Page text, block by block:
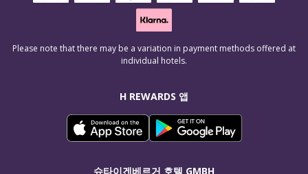
H REWARDS 앱
슈타이겐베르거 호텔 GMBH
Please note that there may be a variation in payment methods offered at
individual hotels.